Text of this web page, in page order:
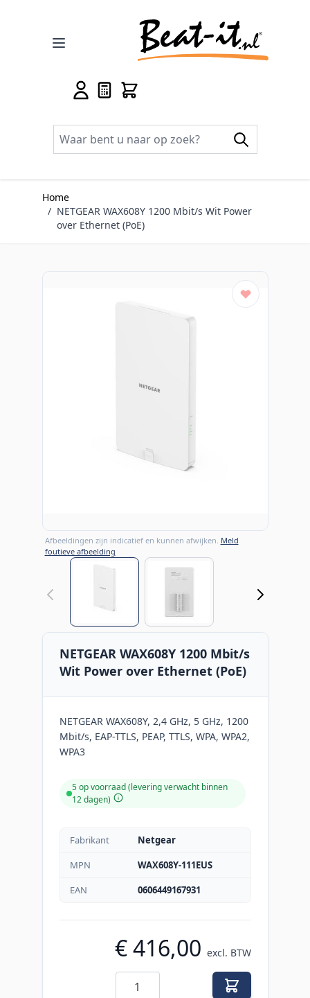
Home
/ NETGEAR WAX608Y 1200 Mbit/s Wit Power
over Ethernet (PoE)
Afbeeldingen zijn indicatief en kunnen afwijken. Meld
foutieve afbeelding
View larger imageView larger image
NETGEAR WAX608Y 1200 Mbit/s
Wit Power over Ethernet (PoE)
NETGEAR WAX608Y, 2,4 GHz, 5 GHz, 1200
Mbit/s, EAP-TTLS, PEAP, TTLS, WPA, WPA2,
WPA3
5 op voorraad (levering verwacht binnen
12 dagen)
Fabrikant
Netgear
MPN
WAX608Y-111EUS
EAN
0606449167931
€ 416,00 excl. BTW
Aantal